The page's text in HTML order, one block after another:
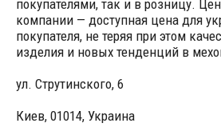
покупателями, так и в розницу.
компании — доступная цена для
покупателя, не теряя при этом
изделия и новых тенденций в
ул. Струтинского, 6
Киев, 01014, Украина